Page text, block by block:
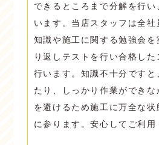
できるところまで分解を行
います。当店スタッフは全社
知識や施工に関する勉強会
り返しテストを行い合格し
行います。知識不十分ですと
たり、しっかり作業ができな
を避けるため施工に万全な状
に参ります。安心してご利用